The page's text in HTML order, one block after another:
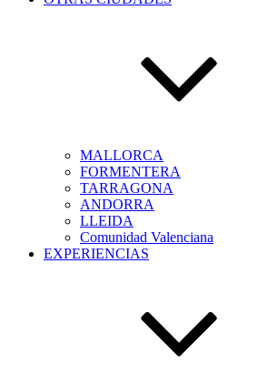
MALLORCA
FORMENTERA
TARRAGONA
ANDORRA
LLEIDA
Comunidad Valenciana
EXPERIENCIAS